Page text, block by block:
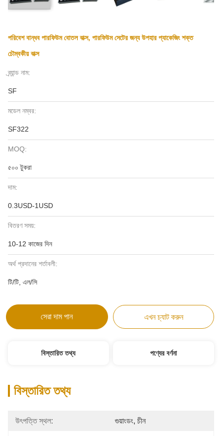
পরিবেশ বান্ধব পারফিউম বোতল বাক্স, পারফিউম সেটের জন্য উপহার প্যাকেজিং শক্ত
চৌম্বকীয় বাক্স
ব্র্যান্ড নাম:
SF
মডেল নম্বর:
SF322
MOQ:
৫০০ টুকরা
দাম:
0.3USD-1USD
বিতরণ সময়:
10-12 কাজের দিন
অর্থ প্রদানের শর্তাবলী:
টি/টি, এল/সি
সেরা দাম পান এখন চ্যাট করুন
বিস্তারিত তথ্য পণ্যের বর্ণনা
বিস্তারিত তথ্য
উৎপত্তি স্থল: গুয়াংডং, চীন